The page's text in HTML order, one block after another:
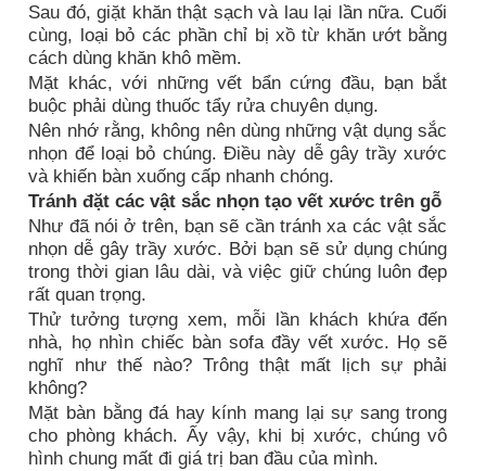
Sau đó, giặt khăn thật sạch và lau lại lần nữa. Cuối
cùng, loại bỏ các phần chỉ bị xồ từ khăn ướt bằng
cách dùng khăn khô mềm.
Mặt khác, với những vết bẩn cứng đầu, bạn bắt
buộc phải dùng thuốc tẩy rửa chuyên dụng.
Nên nhớ rằng, không nên dùng những vật dụng sắc
nhọn để loại bỏ chúng. Điều này dễ gây trầy xước
và khiến bàn xuống cấp nhanh chóng.
Tránh đặt các vật sắc nhọn tạo vết xước trên gỗ
Như đã nói ở trên, bạn sẽ cần tránh xa các vật sắc
nhọn dễ gây trầy xước. Bởi bạn sẽ sử dụng chúng
trong thời gian lâu dài, và việc giữ chúng luôn đẹp
rất quan trọng.
Thử tưởng tượng xem, mỗi lần khách khứa đến
nhà, họ nhìn chiếc bàn sofa đầy vết xước. Họ sẽ
nghĩ như thế nào? Trông thật mất lịch sự phải
không?
Mặt bàn bằng đá hay kính mang lại sự sang trong
cho phòng khách. Ấy vậy, khi bị xước, chúng vô
hình chung mất đi giá trị ban đầu của mình.